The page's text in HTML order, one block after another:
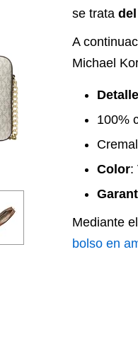
se trata
A
Michael
100%
Color:
Mediante
bolso en